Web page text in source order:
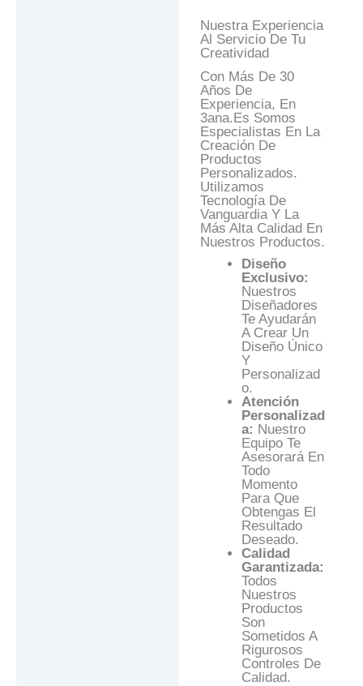
Nuestra Experiencia
Al Servicio De Tu
Creatividad
Con Más De 30
Años De
Experiencia, En
3ana.es Somos
Especialistas En La
Creación De
Productos
Personalizados.
Utilizamos
Tecnología De
Vanguardia Y La
Más Alta Calidad En
Nuestros Productos.
Diseño
Exclusivo:
Nuestros
Diseñadores
Te Ayudarán
A Crear Un
Diseño Único
Y
Personalizad
O.
Atención
Personalizad
A: Nuestro
Equipo Te
Asesorará En
Todo
Momento
Para Que
Obtengas El
Resultado
Deseado.
Calidad
Garantizada:
Todos
Nuestros
Productos
Son
Sometidos A
Rigurosos
Controles De
Calidad.